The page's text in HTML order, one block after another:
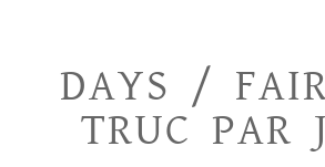
DAYS /
TRUC PAR